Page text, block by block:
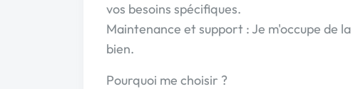
vos besoins spécifiques.
Maintenance et support : Je m'occupe de
bien.
Pourquoi me choisir ?